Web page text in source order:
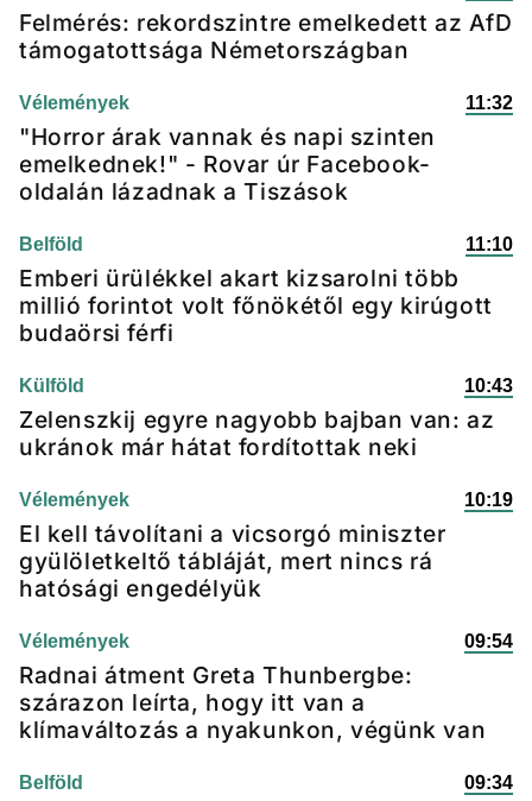
Felmérés: rekordszintre emelkedett az AfD
támogatottsága Németországban
Vélemények 11:32
"Horror árak vannak és napi szinten
emelkednek!" - Rovar úr Facebook-
oldalán lázadnak a Tiszások
Belföld 11:10
Emberi ürülékkel akart kizsarolni több
millió forintot volt főnökétől egy kirúgott
budaörsi férfi
Külföld 10:43
Zelenszkij egyre nagyobb bajban van: az
ukránok már hátat fordítottak neki
Vélemények 10:19
El kell távolítani a vicsorgó miniszter
gyülöletkeltő tábláját, mert nincs rá
hatósági engedélyük
Vélemények 09:54
Radnai átment Greta Thunbergbe:
szárazon leírta, hogy itt van a
klímaváltozás a nyakunkon, végünk van
Belföld 09:34